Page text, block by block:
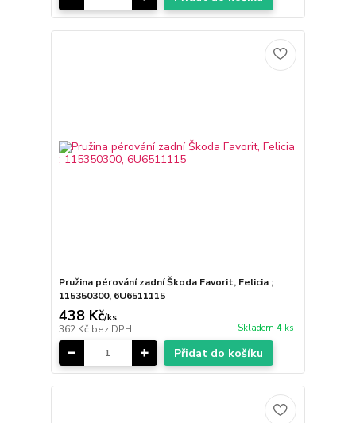
Pružina pérování zadní Škoda Favorit, Felicia ;
115350300, 6U6511115
438 Kč/ks
362 Kč bez DPH Skladem 4 ks
Přidat do košíku